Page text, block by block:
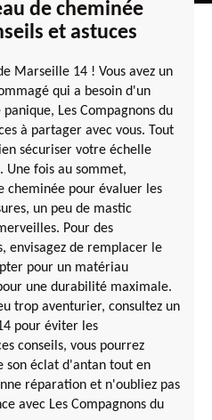
de cheminée
et astuces
Marseille 14 ! Vous avez un
qui a besoin d'un
Les Compagnons du
à partager avec vous. Tout
sécuriser votre échelle
fois au sommet,
cheminée pour évaluer les
un peu de mastic
Pour des
envisagez de remplacer le
pour un matériau
une durabilité maximale.
trop aventurier, consultez un
pour éviter les
conseils, vous pourrez
son éclat d'antan tout en
réparation et n'oubliez pas
avec Les Compagnons du